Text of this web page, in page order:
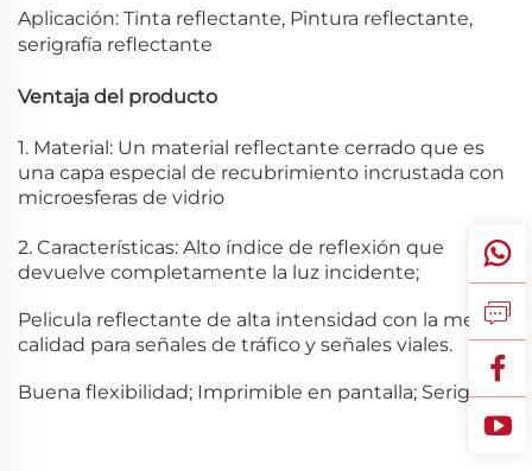
Aplicación: Tinta reflectante, Pintura reflectante,
serigrafía reflectante
Ventaja del producto
1. Material: Un material reflectante cerrado que es
una capa especial de recubrimiento incrustada con
microesferas de vidrio
2. Características: Alto índice de reflexión que
devuelve completamente la luz incidente;
Pelicula reflectante de alta intensidad con la mejor
calidad para señales de tráfico y señales viales.
Buena flexibilidad; Imprimible en pantalla; Serigrafía